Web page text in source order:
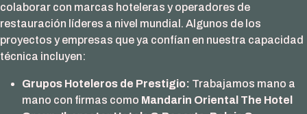
colaborar con marcas hoteleras y operadores de
restauración líderes a nivel mundial. Algunos de los
proyectos y empresas que ya confían en nuestra capacidad
técnica incluyen:
Grupos Hoteleros de Prestigio: Trabajamos mano a
mano con firmas como Mandarin Oriental The Hotel